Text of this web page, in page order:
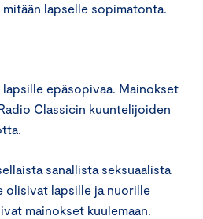
lapselle sopimatonta.
epäsopivaa. Mainokset
Classicin kuuntelijoiden
sanallista seksuaalista
olisivat lapsille ja nuorille
mainokset kuulemaan.